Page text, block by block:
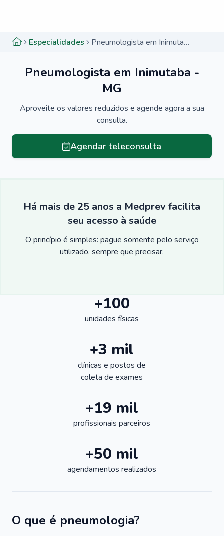
Especialidades Pneumologista em Inimutaba - MG
Pneumologista em Inimutaba -
MG
Aproveite os valores reduzidos e agende agora a sua
consulta.
Agendar teleconsulta
Há mais de 25 anos a Medprev facilita
seu acesso à saúde
O princípio é simples: pague somente pelo serviço
utilizado, sempre que precisar.
+100
unidades físicas
+3 mil
clínicas e postos de
coleta de exames
+19 mil
profissionais parceiros
+50 mil
agendamentos realizados
O que é pneumologia?